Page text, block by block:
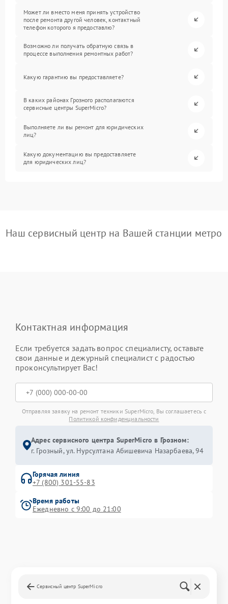
Может ли вместо меня принять устройство
после ремонта другой человек, контактный
телефон которого я предоставлю?
Возможно ли получать обратную связь в
процессе выполнения ремонтных работ?
Какую гарантию вы предоставляете?
В каких районах Грозного располагаются
сервисные центры SuperMicro?
Выполняете ли вы ремонт для юридических
лиц?
Какую документацию вы предоставляете
для юридических лиц?
Наш сервисный центр на Вашей станции метро
Контактная информация
Если требуется задать вопрос специалисту, оставьте
свои данные и дежурный специалист с радостью
проконсультирует Вас!
Отправляя заявку на ремонт техники SuperMicro, Вы соглашаетесь с
Политикой конфиденциальности
Адрес сервисного центра SuperMicro в Грозном:
г. Грозный, ул. Нурсултана Абишевича Назарбаева, 94
Горячая линия
+7 (800) 301-55-83
Время работы
Ежедневно с 9:00 до 21:00
Сервисный центр SuperMicro